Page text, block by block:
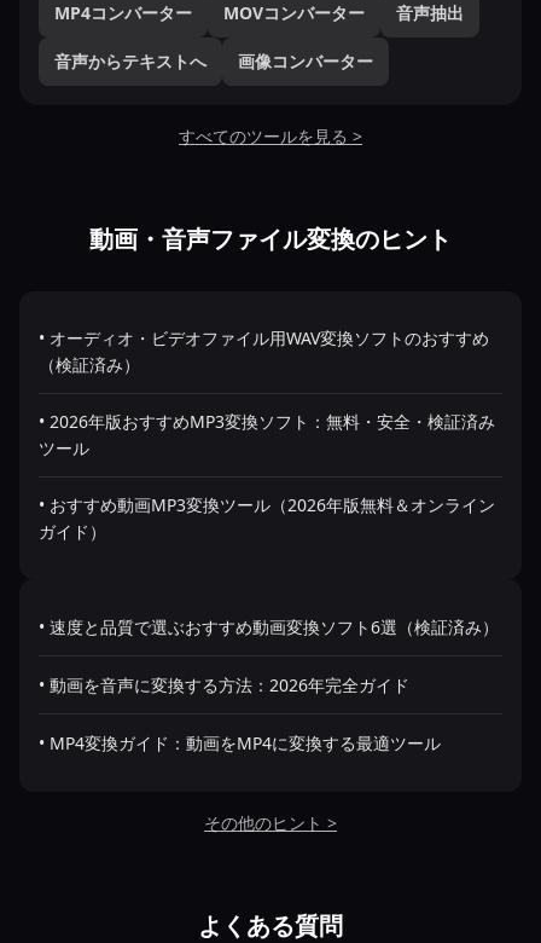
MP4コンバーター MOVコンバーター 音声抽出
音声からテキストへ 画像コンバーター
すべてのツールを見る >
動画・音声ファイル変換のヒント
• オーディオ・ビデオファイル用WAV変換ソフトのおすすめ
（検証済み）
• 2026年版おすすめMP3変換ソフト：無料・安全・検証済み
ツール
• おすすめ動画MP3変換ツール（2026年版無料＆オンライン
ガイド）
• 速度と品質で選ぶおすすめ動画変換ソフト6選（検証済み）
• 動画を音声に変換する方法：2026年完全ガイド
• MP4変換ガイド：動画をMP4に変換する最適ツール
その他のヒント >
よくある質問